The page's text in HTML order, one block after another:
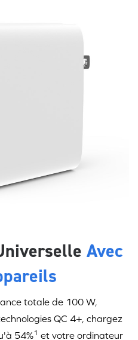
Avec
totale de 100 W,
QC 4+, chargez
54%1 et votre ordinateur